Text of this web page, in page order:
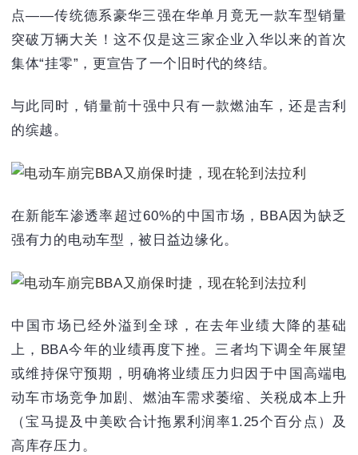
点——传统德系豪华三强在华单月竟无一款车型销量
突破万辆大关！这不仅是这三家企业入华以来的首次
集体“挂零”，更宣告了一个旧时代的终结。
与此同时，销量前十强中只有一款燃油车，还是吉利
的缤越。
在新能车渗透率超过60%的中国市场，BBA因为缺乏
强有力的电动车型，被日益边缘化。
中国市场已经外溢到全球，在去年业绩大降的基础
上，BBA今年的业绩再度下挫。三者均‌下调全年展望
或维持保守预期‌，明确将业绩压力归因于‌中国高端电
动车市场竞争加剧、燃油车需求萎缩、关税成本上升
（宝马提及中美欧合计拖累利润率1.25个百分点）及
高库存压力‌。